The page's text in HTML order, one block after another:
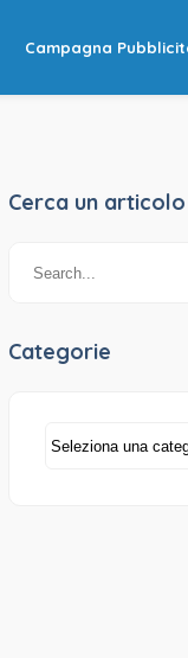
Campagna
Cerca un articolo
Categorie